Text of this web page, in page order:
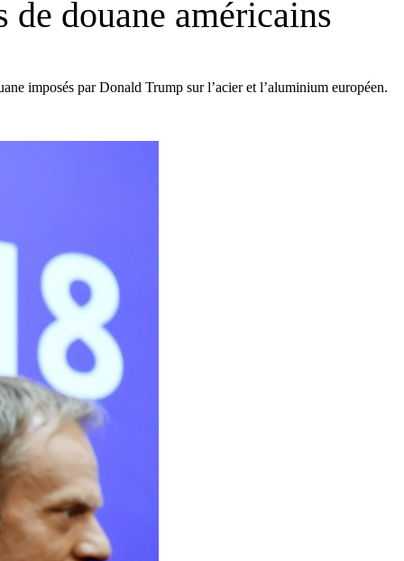
de douane américains
imposés par Donald Trump sur l’acier et l’aluminium européen.